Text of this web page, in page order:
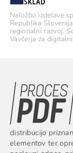
Naložbo izdelave
Republika
regionalni razvoj.
Vavčerja za
distribucijo
elementov ter